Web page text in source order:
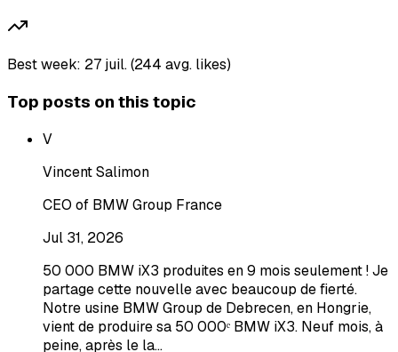
Best week: 27 juil. (244 avg. likes)
Top posts on this topic
V
Vincent Salimon
CEO of BMW Group France
Jul 31, 2026
50 000 BMW iX3 produites en 9 mois seulement ! Je
partage cette nouvelle avec beaucoup de fierté.
Notre usine BMW Group de Debrecen, en Hongrie,
vient de produire sa 50 000ᵉ BMW iX3. Neuf mois, à
peine, après le la…